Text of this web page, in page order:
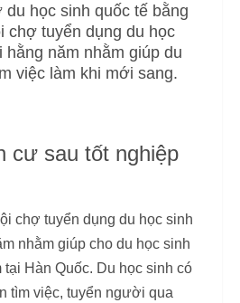
du học sinh quốc tế bằng
chợ tuyển dụng du học
năm nhằm giúp du
việc làm khi mới sang.
cư sau tốt nghiệp
chợ tuyển dụng du học sinh
nhằm giúp cho du học sinh
tại Hàn Quốc. Du học sinh có
tìm việc, tuyển người qua